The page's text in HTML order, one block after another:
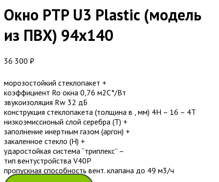
Окно PTP U3 Plastic (модель
из ПВХ) 94х140
36 300 ₽
морозостойкий стеклопакет +
коэффициент Ro окна 0,76 м2С°/Вт
звукоизоляция Rw 32 дБ
конструкция стеклопакета (толщина в , мм) 4H – 16 – 4T
низкоэмиссионый слой серебра (T) +
заполнение инертным газом (аргон) +
закаленное стекло (H) +
ударостойкая система “триплекс” –
тип вентустройства V40P
пропускная способность вент. клапана до 49 м3/ч